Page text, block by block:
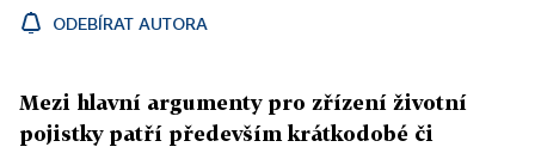
ODEBÍRAT AUTORA
Mezi hlavní argumenty pro zřízení životní
pojistky patří především krátkodobé či